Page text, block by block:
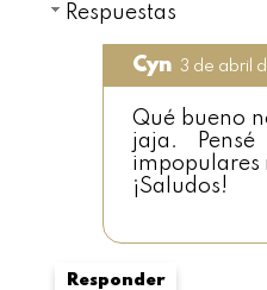
Respuestas
Cyn 3 de abril
Qué bueno
jaja.
impopulares
¡Saludos!
Responder